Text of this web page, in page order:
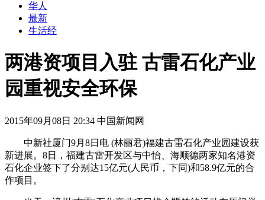
华人
最新
生活经
两港资项目入驻 古雷石化产业
园重视安全环保
2015年09月08日 20:34 中国新闻网
中新社厦门9月8日电 (林丽君)福建古雷石化产业园建设获
新进展。8日，福建古雷开发区与中怡、海顺德两家知名港资
石化企业签下了分别达15亿元(人民币，下同)和58.9亿元的合
作项目。